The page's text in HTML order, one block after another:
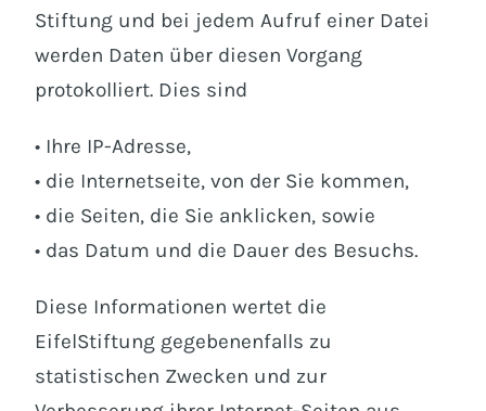
Stiftung und bei jedem Aufruf einer Datei
werden Daten über diesen Vorgang
protokolliert. Dies sind
• Ihre IP-Adresse,
• die Internetseite, von der Sie kommen,
• die Seiten, die Sie anklicken, sowie
• das Datum und die Dauer des Besuchs.
Diese Informationen wertet die
EifelStiftung gegebenenfalls zu
statistischen Zwecken und zur